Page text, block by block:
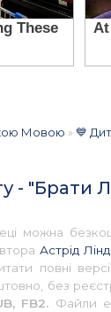
Мовою »💙
- "Брати
можна
Астрід
повні
без
FB2. Файли